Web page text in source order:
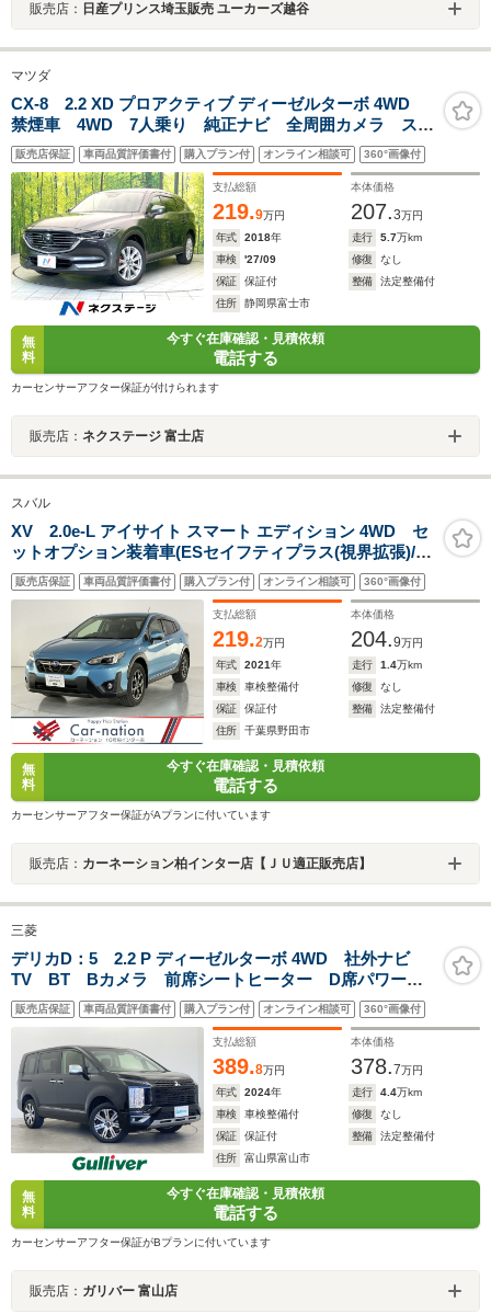
販売店： 日産プリンス埼玉販売 ユーカーズ越谷
マツダ
CX-8 2.2 XD プロアクティブ ディーゼルターボ 4WD
禁煙車 4WD 7人乗り 純正ナビ 全周囲カメラ スマ
ートシティブレーキサポート レーダークルーズ
BSM スマートキー ETC シートヒーター パワーシ
ート LEDヘッド サンシェード
販売店保証 車両品質評価書付 購入プラン付 オンライン相談可 360°画像付
支払総額
219.9万円
本体価格
207.3万円
年式
2018年 走行 5.7万km
車検
'27/09 修復
なし
保証
保証付 整備
法定整備付
住所
静岡県富士市
無
料
今すぐ在庫確認・見積依頼
電話する
カーセンサーアフター保証が付けられます
販売店： ネクステージ 富士店
スバル
XV 2.0e-L アイサイト スマート エディション 4WD セ
ットオプション装着車(ESセイフティプラス(視界拡張)/P
シート/シートポジションメモリー)/ESコアテクノロジー/
クリアビューパック/Panasonicビルトインナビ/フルセグ
TV/Blu-ray/Bluetooth/ETC/純正ドラレコ
販売店保証 車両品質評価書付 購入プラン付 オンライン相談可 360°画像付
支払総額
219.2万円
本体価格
204.9万円
年式
2021年 走行 1.4万km
車検
車検整備付 修復
なし
保証
保証付 整備
法定整備付
住所
千葉県野田市
無
料
今すぐ在庫確認・見積依頼
電話する
カーセンサーアフター保証がAプランに付いています
販売店： カーネーション柏インター店【ＪＵ適正販売店】
三菱
デリカD：5 2.2 P ディーゼルターボ 4WD 社外ナビ
TV BT Bカメラ 前席シートヒーター D席パワーシ
ート ETC 両側パワスラ レーダークルーズコントロ
ール レーンキープアシスト パドルシフト ステアリ
ングヒーター 衝突被害軽減システム
販売店保証 車両品質評価書付 購入プラン付 オンライン相談可 360°画像付
支払総額
389.8万円
本体価格
378.7万円
年式
2024年 走行 4.4万km
車検
車検整備付 修復
なし
保証
保証付 整備
法定整備付
住所
富山県富山市
無
料
今すぐ在庫確認・見積依頼
電話する
カーセンサーアフター保証がBプランに付いています
販売店： ガリバー 富山店